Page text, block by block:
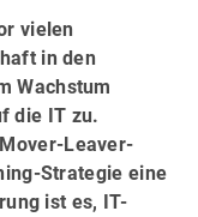
vielen
in den
Wachstum
die IT zu.
Leaver-
-Strategie eine
ist es, IT-